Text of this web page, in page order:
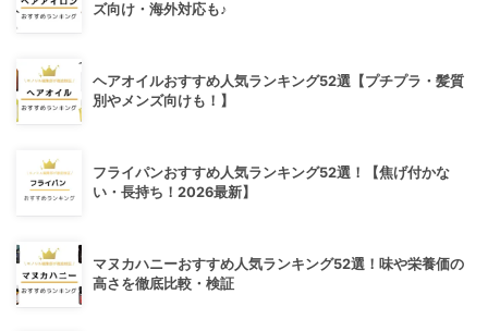
ズ向け・海外対応も♪
ヘアオイルおすすめ人気ランキング52選【プチプラ・髪質
別やメンズ向けも！】
フライパンおすすめ人気ランキング52選！【焦げ付かな
い・長持ち！2026最新】
マヌカハニーおすすめ人気ランキング52選！味や栄養価の
高さを徹底比較・検証